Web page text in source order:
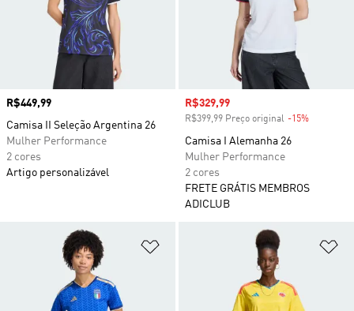
Preço
R$449,99
Camisa II Seleção Argentina 26
Mulher Performance
2 cores
Artigo personalizável
Preço com desconto
R$329,99
R$399,99 Preço original -15%
Camisa I Alemanha 26
Mulher Performance
2 cores
FRETE GRÁTIS MEMBROS
ADICLUB
Adicionar à Lista de Desejos